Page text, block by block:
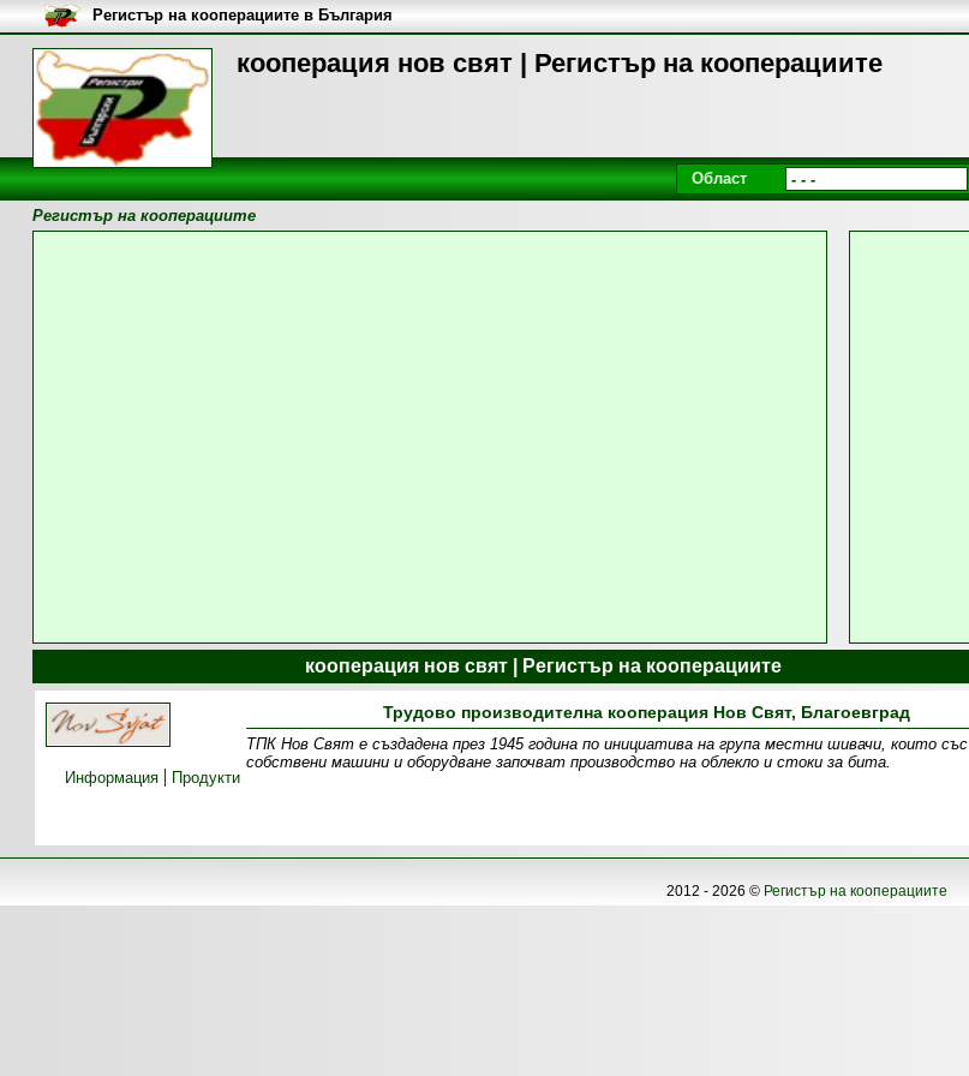
кооперация нов свят | Регистър на кооперациите
Регистър на кооперациите в България
Област
Регистър на кооперациите
кооперация нов свят | Регистър на кооперациите
Трудово производителна кооперация Нов Свят, Благоевград
ТПК Нов Свят е създадена през 1945 година по инициатива на група местни шивачи, които със
собствени машини и оборудване започват производство на облекло и стоки за бита.
Информация
Продукти
2012 - 2026 © Регистър на кооперациите